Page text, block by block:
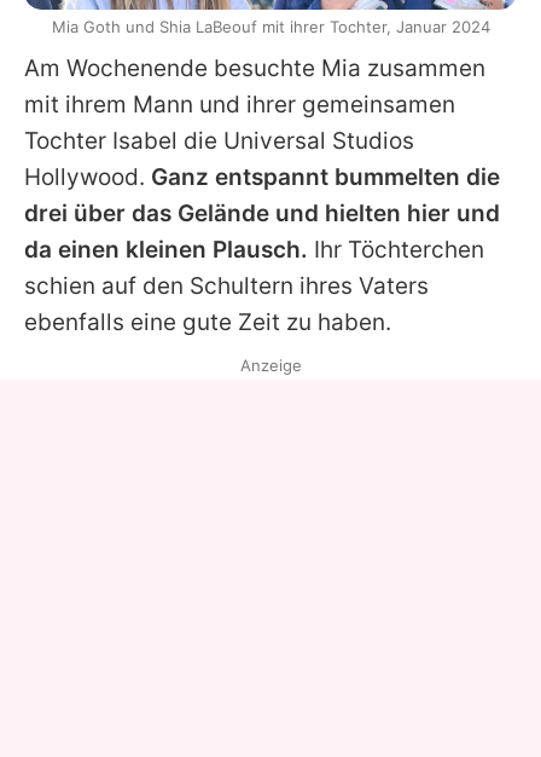
Am Wochenende besuchte Mia zusammen
mit ihrem Mann und ihrer gemeinsamen
Tochter Isabel die Universal Studios
Hollywood. Ganz entspannt bummelten die
drei über das Gelände und hielten hier und
da einen kleinen Plausch. Ihr Töchterchen
schien auf den Schultern ihres Vaters
ebenfalls eine gute Zeit zu haben.
Mia Goth und Shia LaBeouf mit ihrer Tochter, Januar 2024
Anzeige